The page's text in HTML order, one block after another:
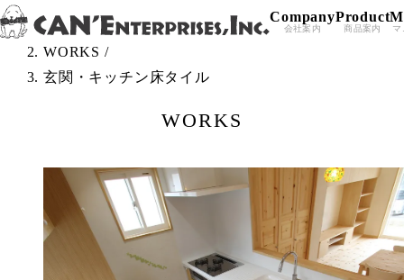
Skip to content
Company
会社案内
Product
商品案内 マ
TOP /
WORKS /
玄関・キッチン床タイル
WORKS